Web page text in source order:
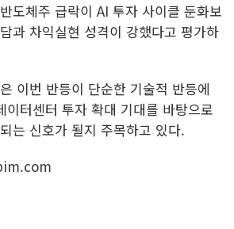
도체주 급락이 AI 투자 사이클 둔화보
과 차익실현 성격이 강했다고 평가하
이번 반등이 단순한 기술적 반등에
이터센터 투자 확대 기대를 바탕으로
는 신호가 될지 주목하고 있다.